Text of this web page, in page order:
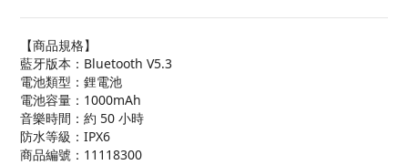
【商品規格】
藍牙版本：Bluetooth V5.3
電池類型：鋰電池
電池容量：1000mAh
音樂時間：約 50 小時
防水等級：IPX6
商品編號：11118300